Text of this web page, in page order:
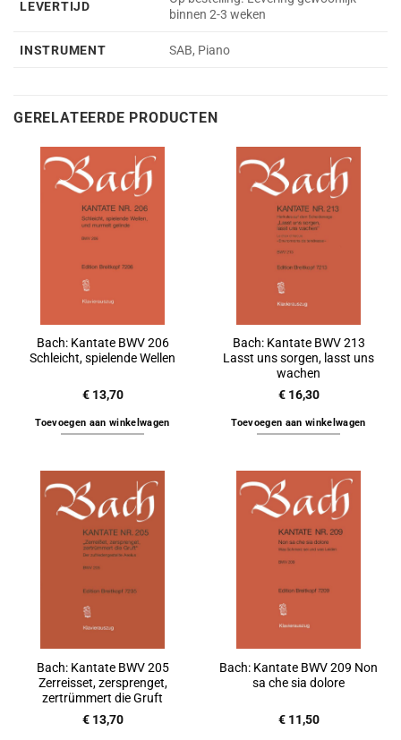
LEVERTIJD
binnen 2-3 weken
INSTRUMENT SAB, Piano
GERELATEERDE PRODUCTEN
Bach: Kantate BWV 206
Schleicht, spielende Wellen
€13,70
Toevoegen aan winkelwagen
Bach: Kantate BWV 213
Lasst uns sorgen, lasst uns
wachen
€16,30
Toevoegen aan winkelwagen
Bach: Kantate BWV 205
Zerreisset, zersprenget,
zertrümmert die Gruft
€13,70
Bach: Kantate BWV 209 Non
sa che sia dolore
€11,50